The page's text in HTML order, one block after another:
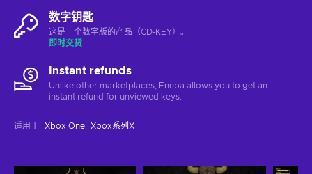
数字钥匙
这是一个数字版的产品（CD-KEY）。
即时交货
Instant refunds
Unlike other marketplaces, Eneba allows you to get an
instant refund for unviewed keys.
适用于: Xbox One Xbox系列X